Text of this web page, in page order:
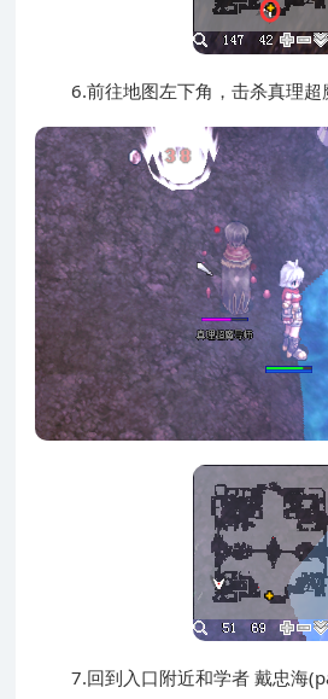
6.前往地图左下角，击杀真理超
7.回到入口附近和学者 戴忠海